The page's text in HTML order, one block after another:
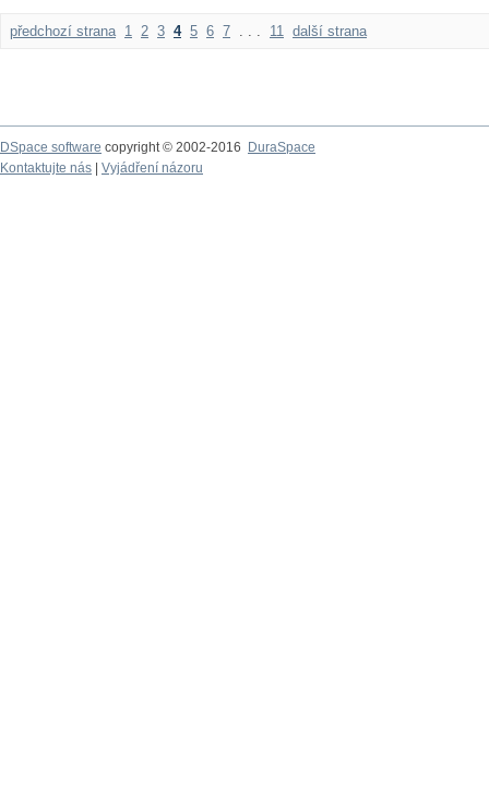
předchozí strana 1 2 3 4 5 6 7 . . . 11 další strana
DSpace software copyright © 2002-2016
DuraSpace
Kontaktujte nás
Vyjádření názoru